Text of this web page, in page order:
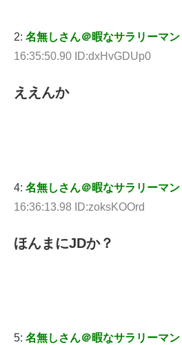
2: 名無しさん＠暇なサラリーマン
16:35:50.90 ID:dxHvGDUp0
ええんか
4: 名無しさん＠暇なサラリーマン
16:36:13.98 ID:zoksKOOrd
ほんまにJDか？
5: 名無しさん＠暇なサラリーマン